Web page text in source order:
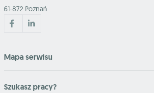
61-872 Poznań
Mapa serwisu
Szukasz pracy?